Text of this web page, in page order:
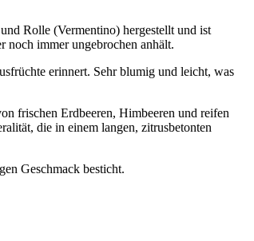
Rolle (Vermentino) hergestellt und ist
noch immer ungebrochen anhält.
erinnert. Sehr blumig und leicht, was
frischen Erdbeeren, Himbeeren und reifen
die in einem langen, zitrusbetonten
Geschmack besticht.